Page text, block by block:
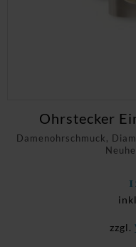
Damenohrschmuck,
Ohrstecker
zzgl.